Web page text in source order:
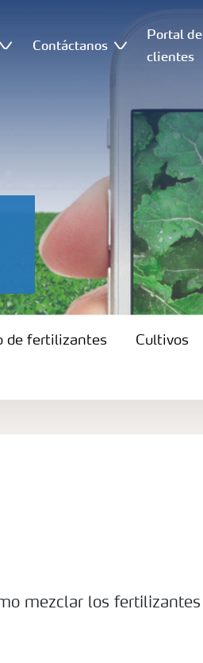
Contáctanos
Portal de
clientes
de fertilizantes Cultivos
mezclar los fertilizantes